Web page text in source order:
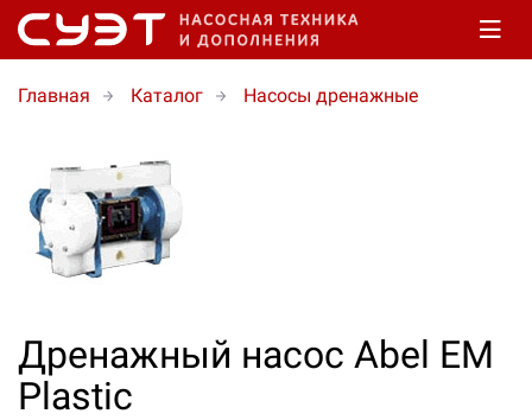
Главная Каталог Насосы дренажные
Дренажный насос Abel EM
Plastic